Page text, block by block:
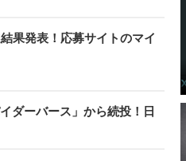
果発表！応募サイトのマイ
ダーバース」から続投！日